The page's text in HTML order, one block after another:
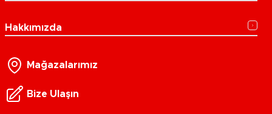
Hakkımızda
Mağazalarımız
Bize Ulaşın